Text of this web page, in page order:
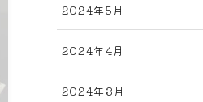
2024年5月
2024年4月
2024年3月